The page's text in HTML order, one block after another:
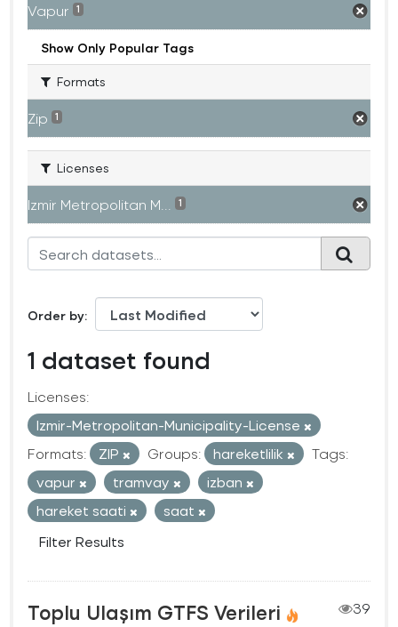
Vapur 1
Show Only Popular Tags
Formats
Zip 1
Licenses
Izmir Metropolitan M... 1
Order by
1 dataset found
Licenses:
Izmir-Metropolitan-Municipality-License
Formats:
ZIP Groups: hareketlilik
Tags:
vapur
tramvay
izban
hareket saati
saat
Filter Results
Toplu Ulaşım GTFS Verileri
39